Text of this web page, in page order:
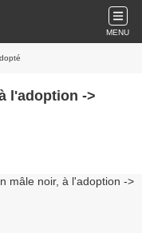
MENU
l'adoption ->